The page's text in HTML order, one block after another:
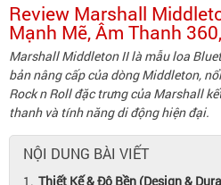
Review Marshall
Mạnh Mẽ, Âm Thanh
Marshall Middleton II là mẫu loa
bản nâng cấp của dòng Middleton,
Rock n Roll đặc trưng của Marshall
thanh và tính năng di động hiện đại.
NỘI DUNG BÀI VIẾT
Thiết Kế & Độ Bền (Design &